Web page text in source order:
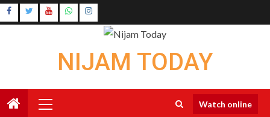
Skip
to
Instagram
NIJAM TODAY
Menu
Watch online